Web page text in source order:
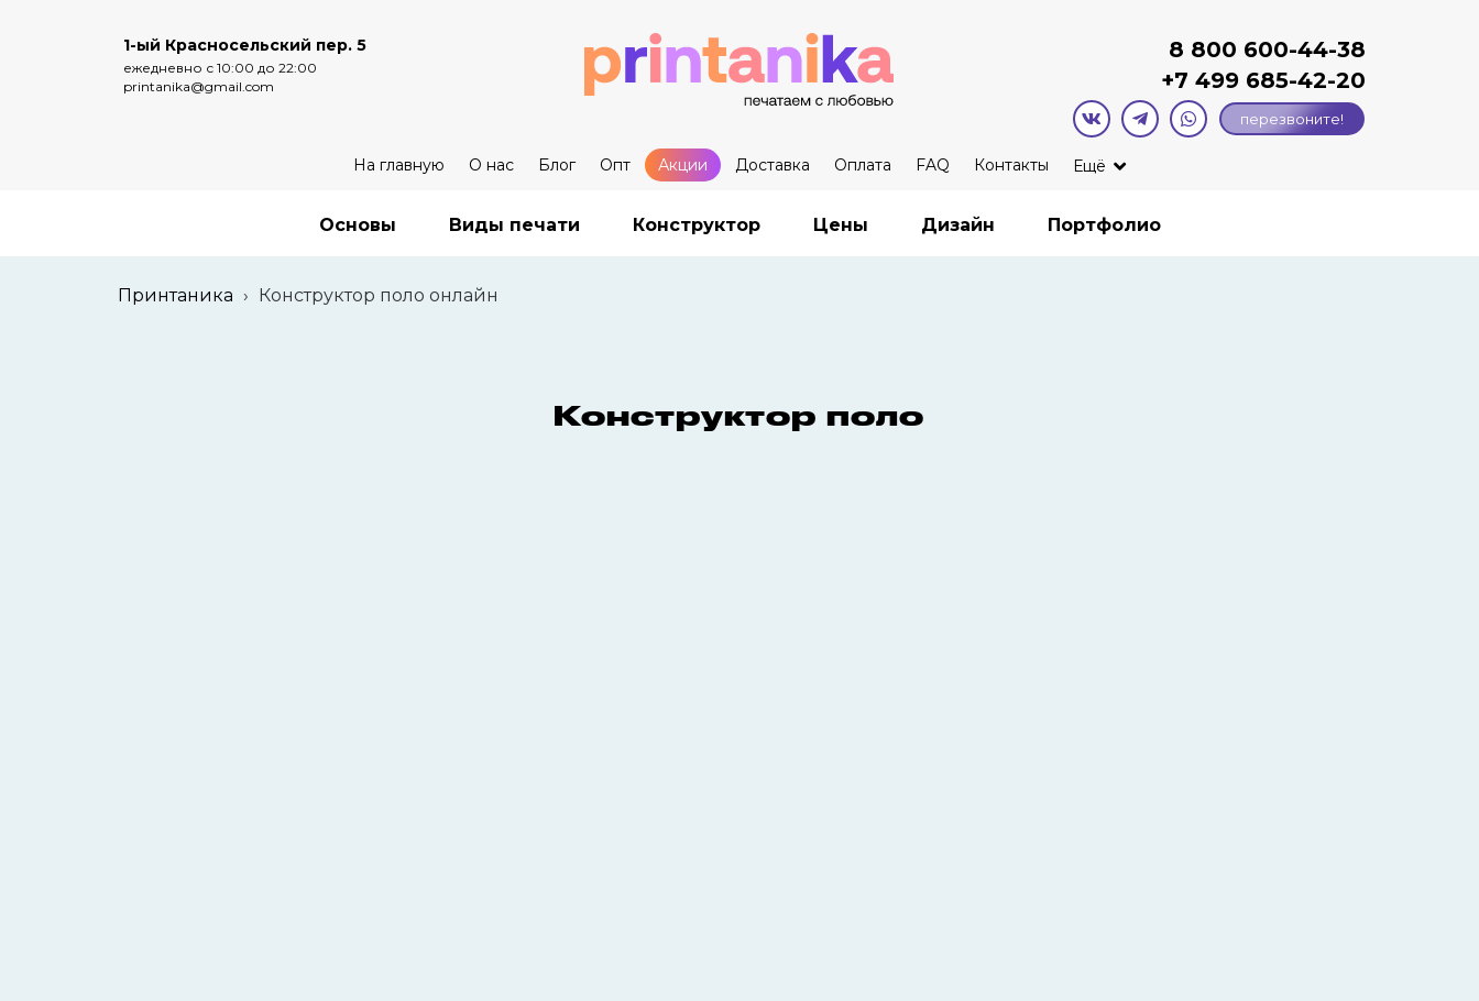
1-ый Красносельский пер. 5
ежедневно с 10:00 до 22:00
printanika@gmail.com
8 800 600-44-38
+7 499 685-42-20
перезвоните!
На главную О нас Блог Опт Акции Доставка Оплата FAQ Контакты Ещё
Основы Виды печати Конструктор Цены Дизайн Портфолио
Принтаника › Конструктор поло онлайн
Конструктор поло